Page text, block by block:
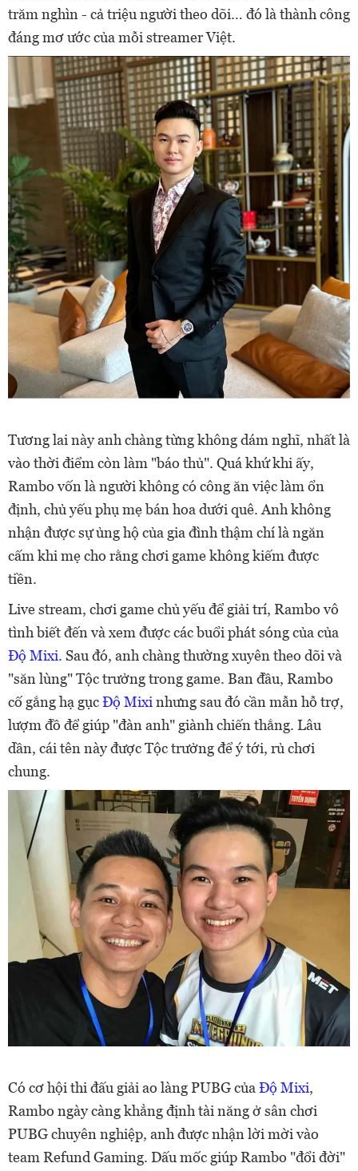
trăm nghìn - cả triệu người theo dõi… đó là thành công
đáng mơ ước của mỗi streamer Việt.
Tương lai này anh chàng từng không dám nghĩ, nhất là
vào thời điểm còn làm "báo thủ". Quá khứ khi ấy,
Rambo vốn là người không có công ăn việc làm ổn
định, chủ yếu phụ mẹ bán hoa dưới quê. Anh không
nhận được sự ủng hộ của gia đình thậm chí là ngăn
cấm khi mẹ cho rằng chơi game không kiếm được
tiền.
Live stream, chơi game chủ yếu để giải trí, Rambo vô
tình biết đến và xem được các buổi phát sóng của của
Độ Mixi. Sau đó, anh chàng thường xuyên theo dõi và
"săn lùng" Tộc trưởng trong game. Ban đầu, Rambo
cố gắng hạ gụcĐộ Mixi nhưng sau đó cần mẫn hỗ trợ,
lượm đồ để giúp "đàn anh" giành chiến thắng. Lâu
dần, cái tên này được Tộc trưởng để ý tới, rủ chơi
chung.
Có cơ hội thi đấu giải ao làng PUBG của Độ Mixi,
Rambo ngày càng khẳng định tài năng ở sân chơi
PUBG chuyên nghiệp, anh được nhận lời mời vào
team Refund Gaming. Dấu mốc giúp Rambo "đổi đời"